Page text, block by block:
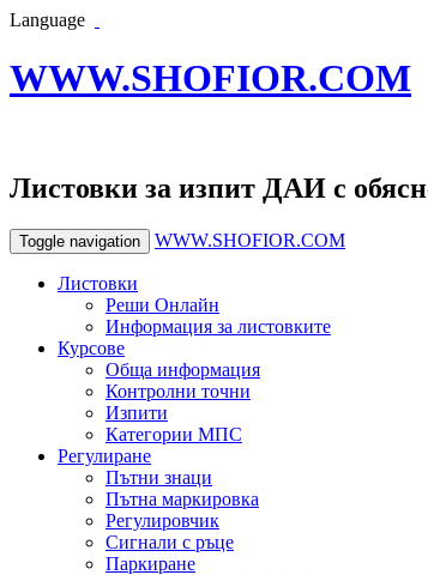
Language
WWW.SHOFIOR.COM
Листовки за изпит ДАИ с
Toggle navigation WWW.SHOFIOR.COM
Листовки
Реши Онлайн
Информация за листовките
Курсове
Обща информация
Контролни точни
Изпити
Категории МПС
Регулиране
Пътни знаци
Пътна маркировка
Регулировчик
Сигнали с ръце
Паркиране